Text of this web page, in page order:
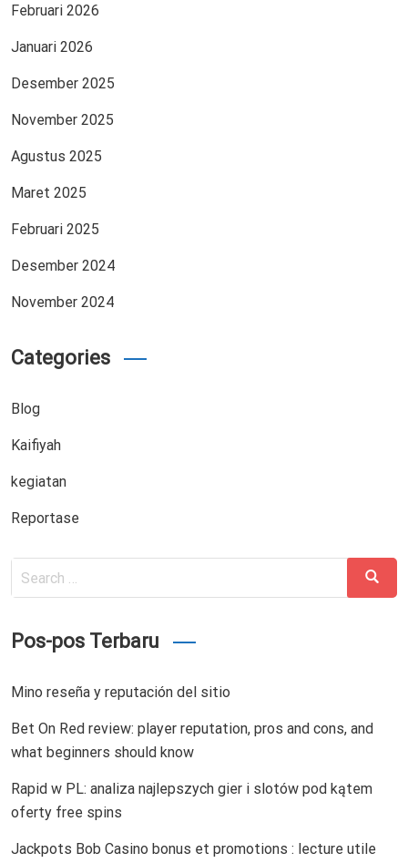
Februari 2026
Januari 2026
Desember 2025
November 2025
Agustus 2025
Maret 2025
Februari 2025
Desember 2024
November 2024
Categories
Blog
Kaifiyah
kegiatan
Reportase
Search
for:
Search
Pos-pos Terbaru
Mino reseña y reputación del sitio
Bet On Red review: player reputation, pros and cons, and
what beginners should know
Rapid w PL: analiza najlepszych gier i slotów pod kątem
oferty free spins
Jackpots Bob Casino bonus et promotions : lecture utile